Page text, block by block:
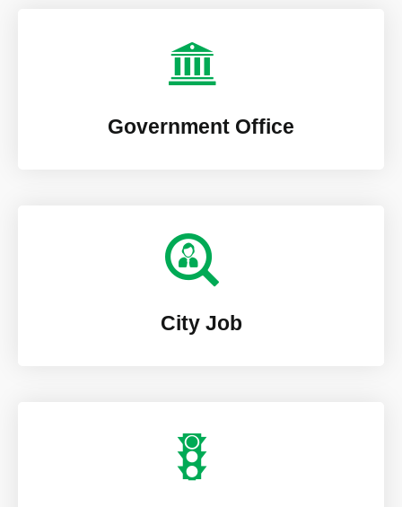
Government Office
City Job